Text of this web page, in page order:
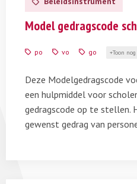
Model
schoolmedewerkers
Model gedragscode
po vo go Toon
Deze Modelgedragscode
een hulpmiddel voor
gedragscode op te stellen.
gewenst gedrag van